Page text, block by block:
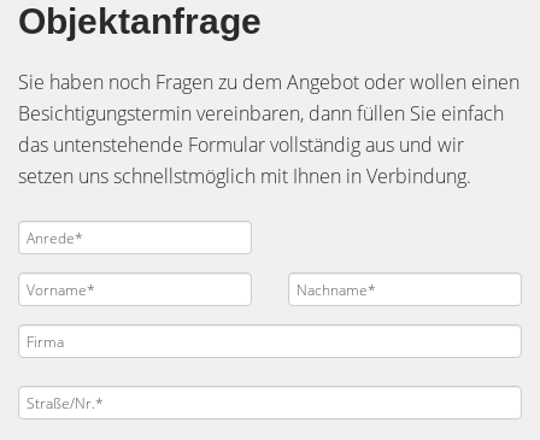
Objektanfrage
Sie haben noch Fragen zu dem Angebot oder wollen einen
Besichtigungstermin vereinbaren, dann füllen Sie einfach
das untenstehende Formular vollständig aus und wir
setzen uns schnellstmöglich mit Ihnen in Verbindung.